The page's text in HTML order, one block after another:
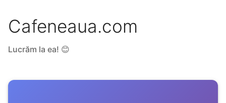
Cafeneaua.com
Lucrăm la ea! 😊